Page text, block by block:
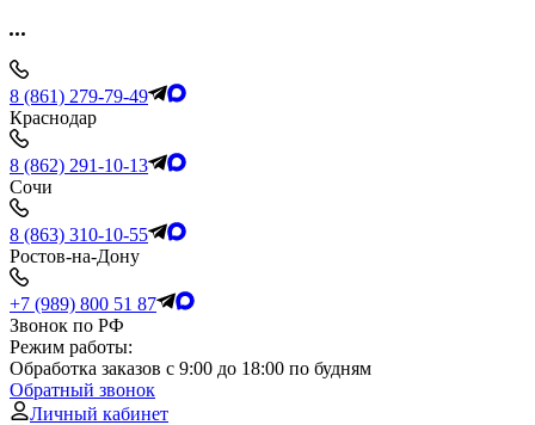
8 (861) 279-79-49
Краснодар
8 (862) 291-10-13
Сочи
8 (863) 310-10-55
Ростов-на-Дону
+7 (989) 800 51 87
Звонок по РФ
Режим работы:
Обработка заказов с 9:00 до 18:00 по будням
Обратный звонок
Личный кабинет